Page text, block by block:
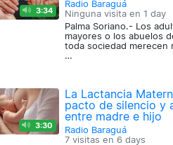
3:34
Radio Baraguá
Ninguna visita en 1 day
Palma Soriano.- Los
mayores o los abuelos
toda sociedad merecen
…
3:30
La Lactancia
pacto de silencio y
entre madre e hijo
Radio Baraguá
7 visitas en 6 days